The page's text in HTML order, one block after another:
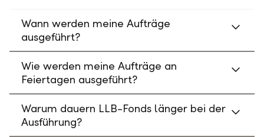
Wann werden meine Aufträge
ausgeführt?
Wie werden meine Aufträge an
Feiertagen ausgeführt?
Warum dauern LLB-Fonds länger bei der
Ausführung?